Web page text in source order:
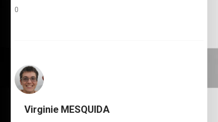
0
Virginie MESQUIDA